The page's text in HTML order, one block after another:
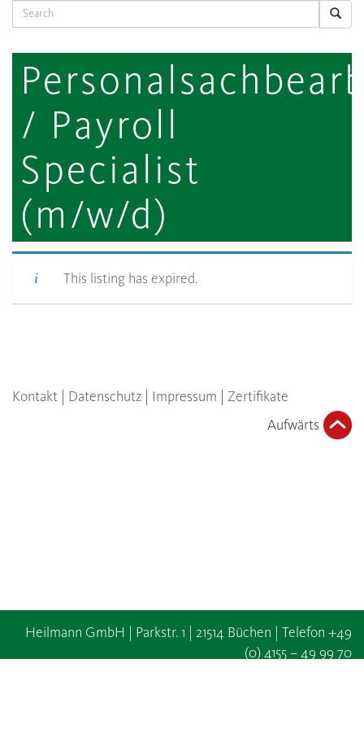
Search
/ Payroll
Specialist
(m/w/d)
This listing has expired.
Kontakt Datenschutz Impressum
Zertifikate
Aufwärts
Heilmann GmbH | Parkstr. 1 | 21514 Büchen | Telefon +49
(0) 4155 – 49 99 70